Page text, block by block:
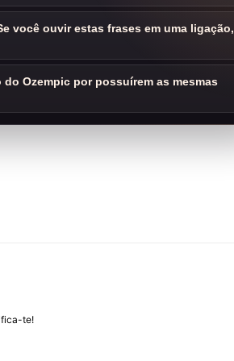
você ouvir estas frases em uma ligação,
Ozempic por possuírem as mesmas
te!